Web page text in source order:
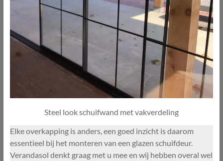
Steel look schuifwand met vakverdeling
Elke overkapping is anders, een goed inzicht is daarom
essentieel bij het monteren van een glazen schuifdeur.
Verandasol denkt graag met u mee en wij hebben overal wel